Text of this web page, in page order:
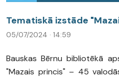
Tematiskā izstāde
05/07/2024 · 14:59
Bauskas Bērnu bibliotēkā
"Mazais princis" – 45